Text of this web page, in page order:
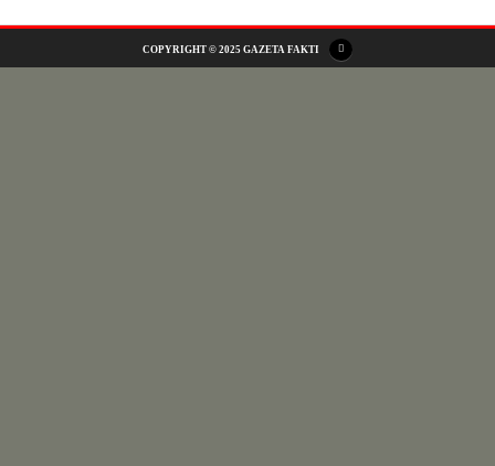
COPYRIGHT © 2025 GAZETA FAKTI